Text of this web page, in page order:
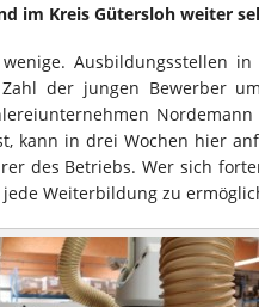
im Kreis Gütersloh weiter
Ausbildungsstellen
der jungen Bewerber
kann in drei Wochen hier
des Betriebs. Wer sich
Weiterbildung zu